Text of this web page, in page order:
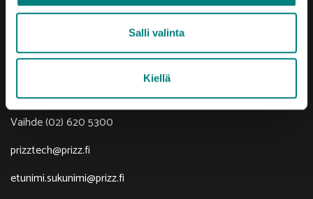
Salli valinta
Kiellä
Porin Leijona
28100 Pori
Vaihde (02) 620 5300
prizztech@prizz.fi
etunimi.sukunimi@prizz.fi